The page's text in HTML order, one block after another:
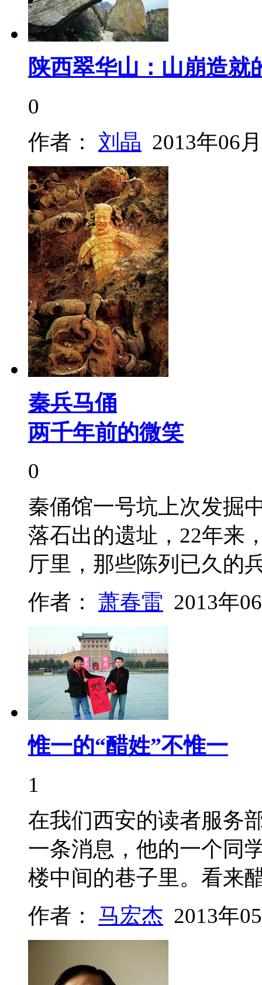
陕西翠华山：山崩造就
0
作者： 刘晶 2013年06
秦兵马俑
两千年前的微笑
0
秦俑馆一号坑上次发掘
落石出的遗址，22年来
厅里，那些陈列已久
作者： 萧春雷 2013年
惟一的“醋姓”不惟一
1
在我们西安的读者服务
一条消息，他的一个同
楼中间的巷子里。看
作者： 马宏杰 2013年